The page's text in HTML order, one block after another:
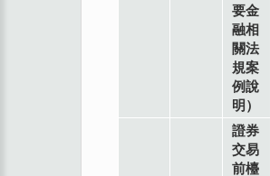
要金
融相
關法
規案
例說
明）
證券
交易
前檯